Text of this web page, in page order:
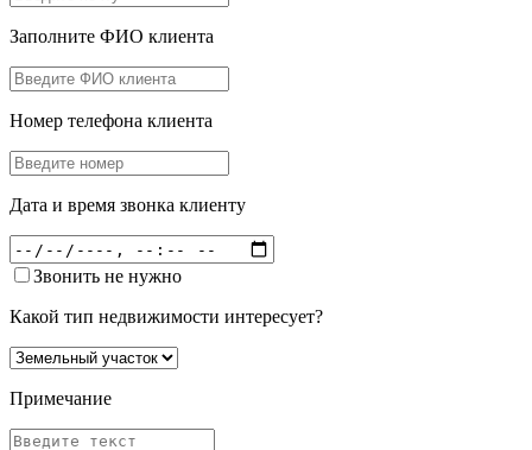
Заполните ФИО клиента
Номер телефона клиента
Дата и время звонка клиенту
Звонить не нужно
Какой тип недвижимости интересует?
Примечание